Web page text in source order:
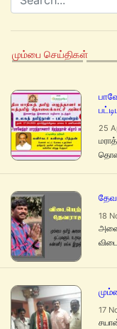
மும்பை செய்திகள்
25
18
17